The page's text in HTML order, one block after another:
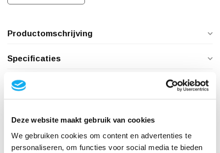
Deze website maakt gebruik van cookies
We gebruiken cookies om content en advertenties te
personaliseren, om functies voor social media te bieden
Productomschrijving
Specificaties
Reviews
Product bundels
TV Standaard+Universele Videobar kit